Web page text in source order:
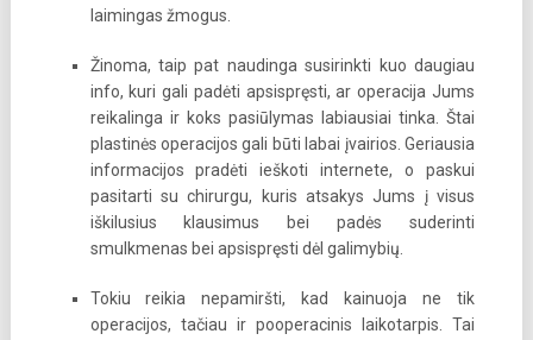
laimingas žmogus.
Žinoma, taip pat naudinga susirinkti kuo daugiau
info, kuri gali padėti apsispręsti, ar operacija Jums
reikalinga ir koks pasiūlymas labiausiai tinka. Štai
plastinės operacijos gali būti labai įvairios. Geriausia
informacijos pradėti ieškoti internete, o paskui
pasitarti su chirurgu, kuris atsakys Jums į visus
iškilusius klausimus bei padės suderinti
smulkmenas bei apsispręsti dėl galimybių.
Tokiu reikia nepamiršti, kad kainuoja ne tik
operacijos, tačiau ir pooperacinis laikotarpis. Tai